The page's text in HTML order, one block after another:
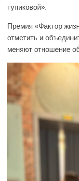
тупиковой».
Премия «Фактор
отметить и
меняют отношение